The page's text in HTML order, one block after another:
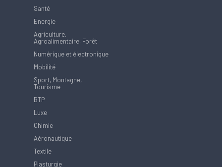
Santé
Energie
Agriculture,
Agroalimentaire, Forêt
Numérique et électronique
Mobilité
Sport, Montagne,
Tourisme
BTP
Luxe
Chimie
Aéronautique
Textile
Plasturgie